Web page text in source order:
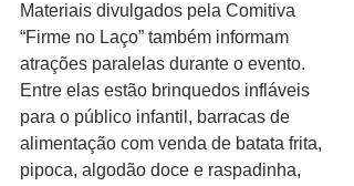
Materiais divulgados pela Comitiva
“Firme no Laço” também informam
atrações paralelas durante o evento.
Entre elas estão brinquedos infláveis
para o público infantil, barracas de
alimentação com venda de batata frita,
pipoca, algodão doce e raspadinha,